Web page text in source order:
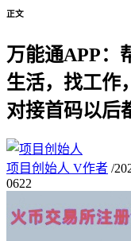
正文
万能通APP：
生活，找工作
对接首码以后
项目创始人 V作者 /
0622